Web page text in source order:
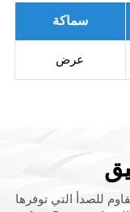
سماكة
عرض
للصدأ التي توفرها